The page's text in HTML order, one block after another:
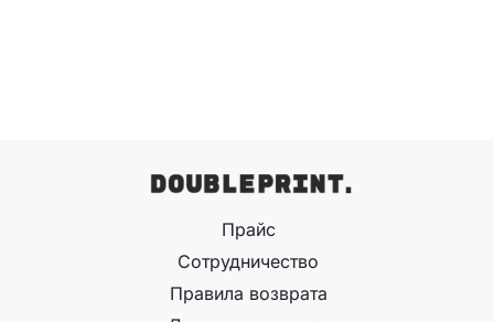
Прайс
Сотрудничество
Правила возврата